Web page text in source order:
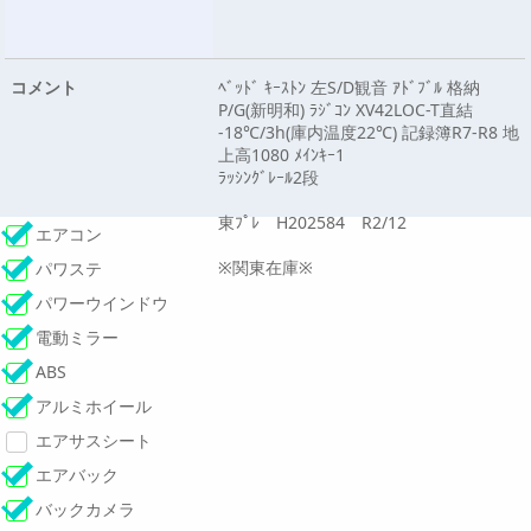
コメント
ﾍﾞｯﾄﾞ ｷｰｽﾄﾝ 左S/D観音 ｱﾄﾞﾌﾞﾙ 格納
P/G(新明和) ﾗｼﾞｺﾝ XV42LOC-T直結
-18℃/3h(庫内温度22℃) 記録簿R7-R8 地
上高1080 ﾒｲﾝｷｰ1
ﾗｯｼﾝｸﾞﾚｰﾙ2段
東ﾌﾟﾚ H202584 R2/12
※関東在庫※
エアコン
パワステ
パワーウインドウ
電動ミラー
ABS
アルミホイール
エアサスシート
エアバック
バックカメラ